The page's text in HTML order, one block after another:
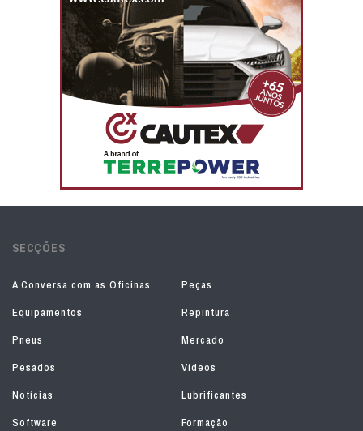
SECÇÕES
À Conversa com as Oficinas
Peças
Equipamentos
Repintura
Pneus
Mercado
Pesados
Vídeos
Notícias
Lubrificantes
Software
Formação